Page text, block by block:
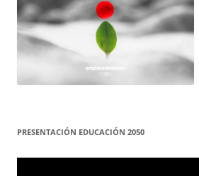
PRESENTACIÓN EDUCACIÓN 2050
Reproductor